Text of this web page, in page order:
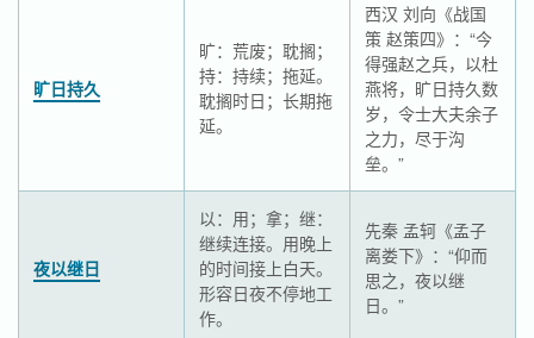
旷日持久
旷：荒废；耽搁；
持：持续；拖延。
耽搁时日；长期拖
延。
西汉 刘向《战国
策 赵策四》：“今
得强赵之兵，以杜
燕将，旷日持久数
岁，令士大夫余子
之力，尽于沟
垒。”
夜以继日
以：用；拿；继：
继续连接。用晚上
的时间接上白天。
形容日夜不停地工
作。
先秦 孟轲《孟子
离娄下》：“仰而
思之，夜以继
日。”